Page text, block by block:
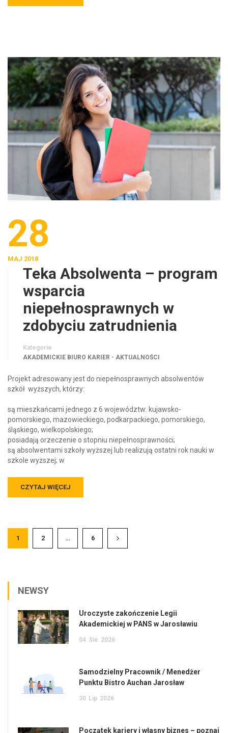
28
MAJ 2018
Teka Absolwenta – program
wsparcia
niepełnosprawnych w
zdobyciu zatrudnienia
Kategorie
AKADEMICKIE BIURO KARIER - AKTUALNOŚCI
Projekt adresowany jest do niepełnosprawnych absolwentów
szkół wyższych, którzy:
są mieszkańcami jednego z 6 województw: kujawsko-
pomorskiego, mazowieckiego, podkarpackiego, pomorskiego,
śląskiego, wielkopolskiego;
posiadają orzeczenie o stopniu niepełnosprawności;
są absolwentami szkoły wyższej lub realizują ostatni rok nauki w
szkole wyższej; w
CZYTAJ WIĘCEJ
1 2 … 6
NEWSY
Uroczyste zakończenie Legii
Akademickiej w PANS w Jarosławiu
04 Sie 2026
Samodzielny Pracownik / Menedżer
Punktu Bistro Auchan Jarosław
30 Lip 2026
Początek kariery i własny biznes – poznaj